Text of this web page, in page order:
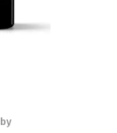
by